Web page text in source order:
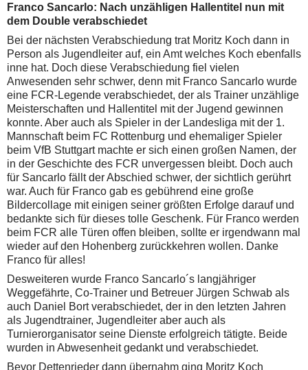
Franco Sancarlo: Nach unzähligen Hallentitel nun mit
dem Double verabschiedet
Bei der nächsten Verabschiedung trat Moritz Koch dann in
Person als Jugendleiter auf, ein Amt welches Koch ebenfalls
inne hat. Doch diese Verabschiedung fiel vielen
Anwesenden sehr schwer, denn mit Franco Sancarlo wurde
eine FCR-Legende verabschiedet, der als Trainer unzählige
Meisterschaften und Hallentitel mit der Jugend gewinnen
konnte. Aber auch als Spieler in der Landesliga mit der 1.
Mannschaft beim FC Rottenburg und ehemaliger Spieler
beim VfB Stuttgart machte er sich einen großen Namen, der
in der Geschichte des FCR unvergessen bleibt. Doch auch
für Sancarlo fällt der Abschied schwer, der sichtlich gerührt
war. Auch für Franco gab es gebührend eine große
Bildercollage mit einigen seiner größten Erfolge darauf und
bedankte sich für dieses tolle Geschenk. Für Franco werden
beim FCR alle Türen offen bleiben, sollte er irgendwann mal
wieder auf den Hohenberg zurückkehren wollen. Danke
Franco für alles!
Desweiteren wurde Franco Sancarlo´s langjähriger
Weggefährte, Co-Trainer und Betreuer Jürgen Schwab als
auch Daniel Bort verabschiedet, der in den letzten Jahren
als Jugendtrainer, Jugendleiter aber auch als
Turnierorganisator seine Dienste erfolgreich tätigte. Beide
wurden in Abwesenheit gedankt und verabschiedet.
Bevor Dettenrieder dann übernahm ging Moritz Koch